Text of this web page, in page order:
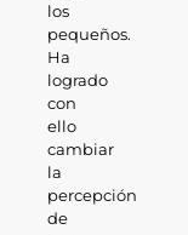
los
pequeños.
Ha
logrado
con
ello
cambiar
la
percepción
de